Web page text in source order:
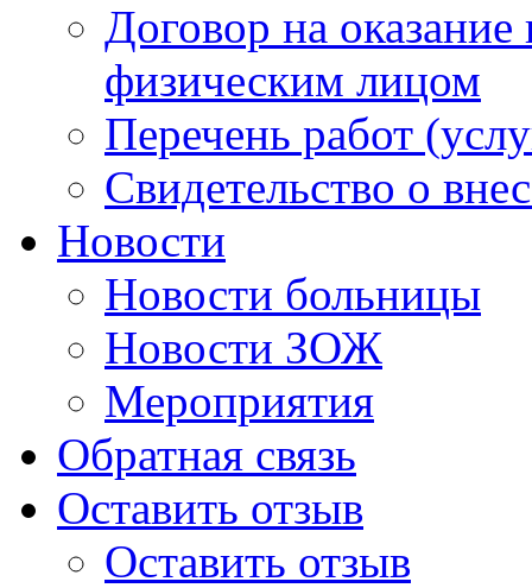
Договор на
физическим лицом
Перечень работ
Свидетельство о
Новости
Новости больницы
Новости ЗОЖ
Мероприятия
Обратная связь
Оставить отзыв
Оставить отзыв